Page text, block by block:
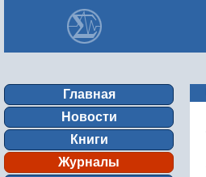
Главная
Новости
Книги
Журналы